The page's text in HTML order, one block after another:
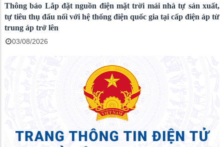
Thông báo Lắp đặt nguồn điện mặt trời mái nhà tự sản xuất,
tự tiêu thụ đấu nối với hệ thống điện quốc gia tại cấp điện áp từ
trung áp trở lên
03/08/2026